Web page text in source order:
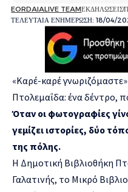
ΤΕΛΕΥΤΑΙΑ ΕΝΗΜΕΡΩΣΗ: 18/04/
EORDAIALIVE TEAMΕΚΔΗΛΩΣΕΙΣ
«Καρέ-καρέ
Πτολεμαΐδα: ένα δέντρο,
Όταν οι φωτογραφίες
γεμίζει ιστορίες, δύο
της πόλης.
Η Δημοτική Βιβλιοθήκη
Γαλατινής, το Μικρό